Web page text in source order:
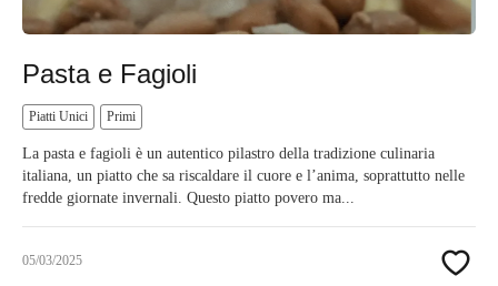
Pasta e Fagioli
Piatti Unici Primi
La pasta e fagioli è un autentico pilastro della tradizione culinaria
italiana, un piatto che sa riscaldare il cuore e l’anima, soprattutto nelle
fredde giornate invernali. Questo piatto povero ma...
05/03/2025